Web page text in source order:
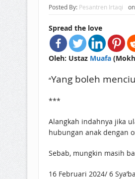
Posted By: Pesantren Irtaqi
Spread the love
Oleh: Ustaz Muafa
“Yang boleh
***
Alangkah indahnya jika
hubungan anak dengan
Sebab, mungkin masih
16 Februari 2024/ 6